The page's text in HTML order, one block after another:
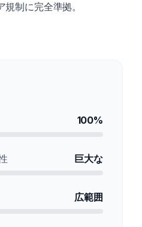
制に完全準拠。
100%
巨大な
広範囲